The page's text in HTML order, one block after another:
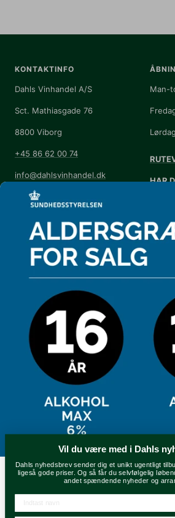
Velkommen til
KONTAKTINFO
Dahls Vinhandel A/S
Sct. Mathiasgade 76
8800 Viborg
+45 86 62 00 74
info@dahlsvinhandel.dk
Handelsbetingelser
ordre
Cookie-præferencer
Man-
HAR
DAHLS NYHEDSBREV
Få et ugentlig tilbud og invitationer til
arrangementer.
Din e-mail
FØLG OS PÅ DE SOCIALE
MEDIER
Vil du være med i Dahls
Dahls nyhedsbrev sender dig et unikt ugentligt
ligeså gode priser. Og så får du selvfølgelig
andet spændende nyheder og